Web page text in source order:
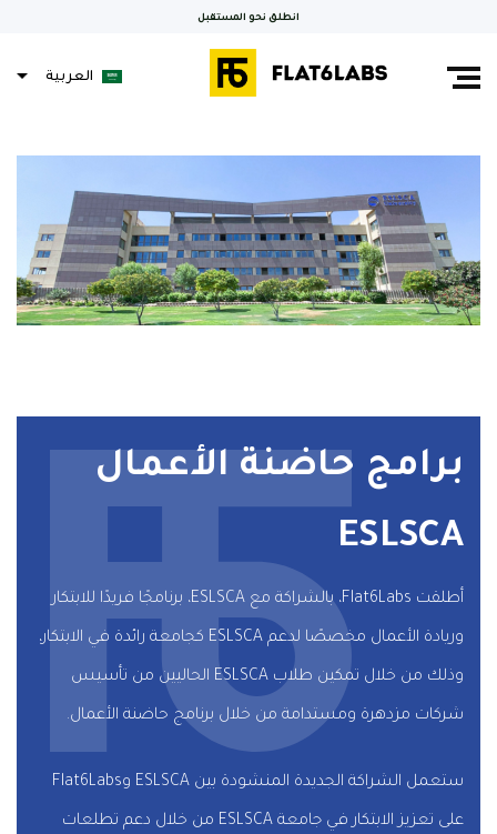
انطلق نحو المستقبل
العربية
برامج حاضنة الأعمال
ESLSCA
أطلقت Flat6Labs، بالشراكة مع ESLSCA، برنامجًا فريدًا للابتكار
وريادة الأعمال مخصصًا لدعم ESLSCA كجامعة رائدة في الابتكار،
وذلك من خلال تمكين طلاب ESLSCA الحاليين من تأسيس
شركات مزدهرة ومستدامة من خلال برنامج حاضنة الأعمال.
ستعمل الشراكة الجديدة المنشودة بين ESLSCA وFlat6Labs
على تعزيز الابتكار في جامعة ESLSCA من خلال دعم تطلعات